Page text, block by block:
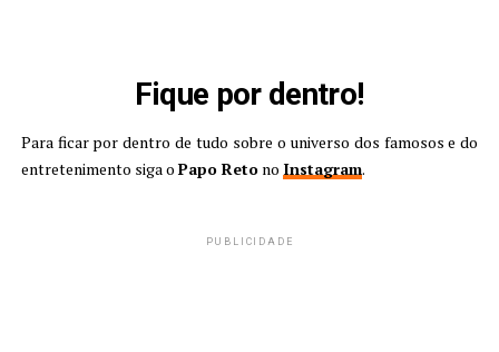
Fique por dentro!
Para ficar por dentro de tudo sobre o universo dos famosos e do
entretenimento siga o Papo Retono Instagram.
PUBLICIDADE